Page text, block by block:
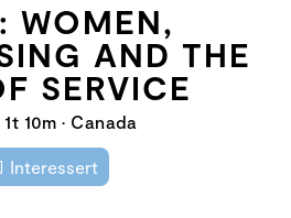
WOMEN,
AND THE
SERVICE
1t 10m • Canada
Interessert